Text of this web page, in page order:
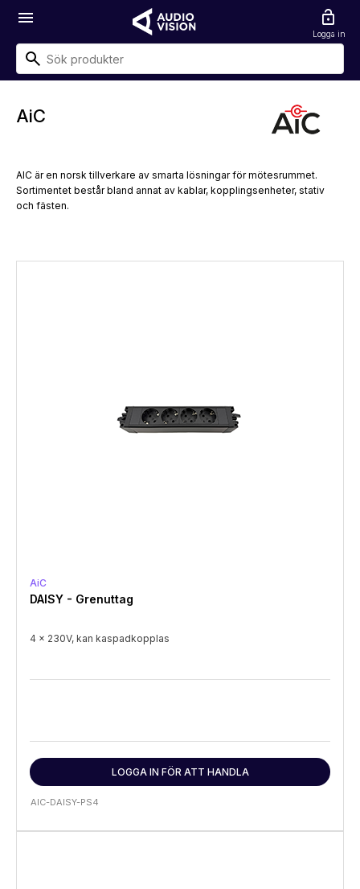
menu lock_open
Logga in
AiC
AIC är en norsk tillverkare av smarta lösningar för mötesrummet.
Sortimentet består bland annat av kablar, kopplingsenheter, stativ
och fästen.
AiC
DAISY - Grenuttag
4 x 230V, kan kaspadkopplas
LOGGA IN FÖR ATT HANDLA
AIC-DAISY-PS4